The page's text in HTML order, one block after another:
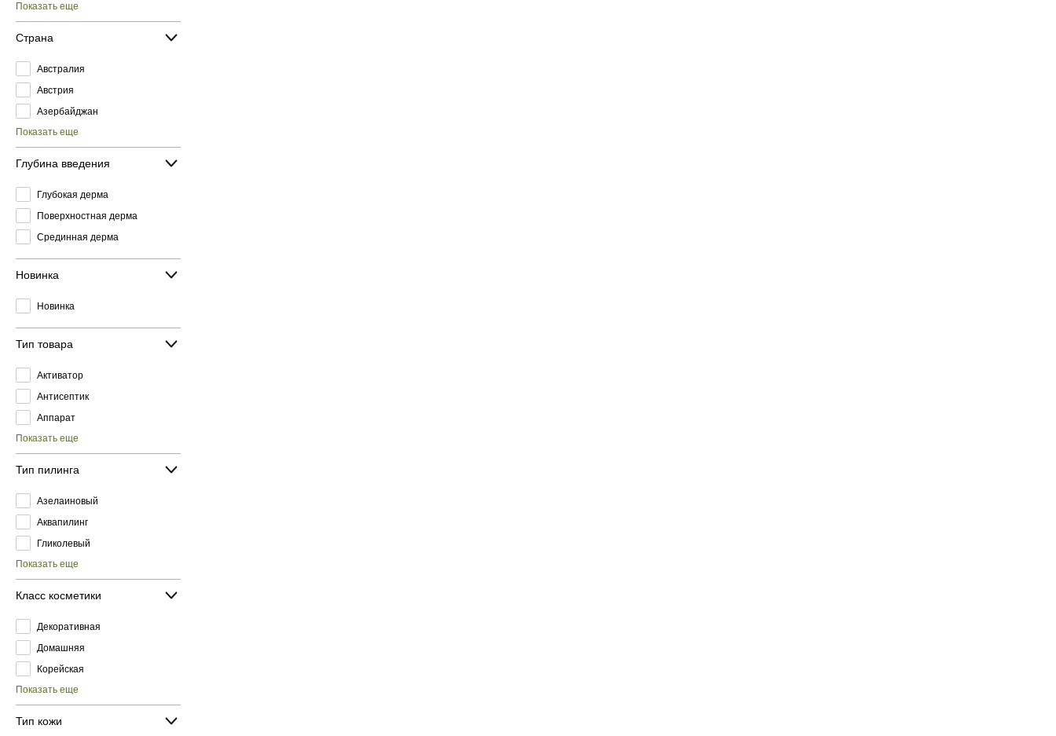
Показать еще
Страна
Австралия
Австрия
Азербайджан
Показать еще
Глубина введения
Глубокая дерма
Поверхностная дерма
Срединная дерма
Новинка
Новинка
Тип товара
Активатор
Антисептик
Аппарат
Показать еще
Тип пилинга
Азелаиновый
Аквапилинг
Гликолевый
Показать еще
Класс косметики
Декоративная
Домашняя
Корейская
Показать еще
Тип кожи